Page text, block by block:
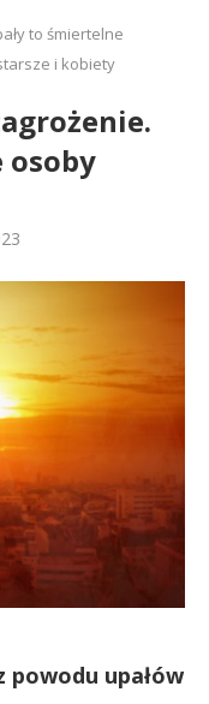
to śmiertelne
i kobiety
osoby
powodu upałów